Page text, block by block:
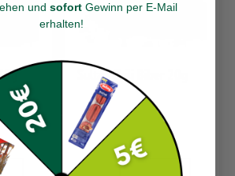
Sultan Chili Biber 20g
und sofort Gewinn per E-Mail
erhalten!